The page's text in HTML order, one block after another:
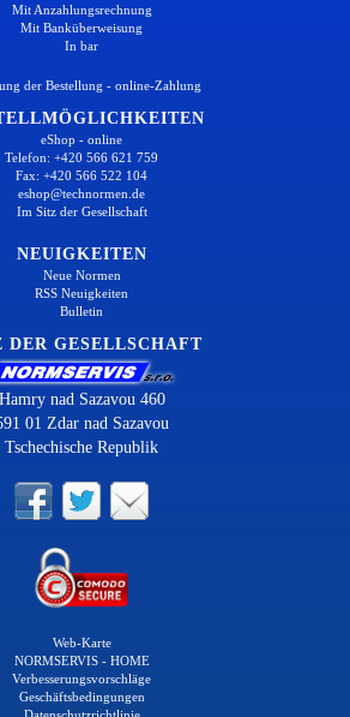
Mit Anzahlungsrechnung
Mit Banküberweisung
In bar
der Bestellung - online-Zahlung
eShop - online
Telefon: +420 566 621 759
Fax: +420 566 522 104
eshop@technormen.de
Im Sitz der Gesellschaft
NEUIGKEITEN
Neue Normen
RSS Neuigkeiten
Bulletin
DER GESELLSCHAFT
Hamry nad Sazavou 460
01 Zdar nad Sazavou
Tschechische Republik
Web-Karte
NORMSERVIS - HOME
Verbesserungsvorschläge
Geschäftsbedingungen